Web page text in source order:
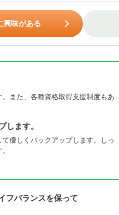
興味がある
また、各種資格取得支援制度もあ
します。
優しくバックアップします。しっ
フバランスを保って